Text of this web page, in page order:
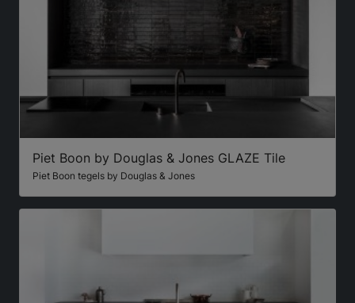
Piet Boon by Douglas & Jones GLAZE Tile
Piet Boon tegels by Douglas & Jones